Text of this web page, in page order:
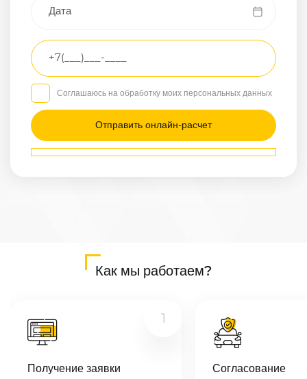
Грузовой
Другое
Транспортное
средство
Седан
/
Маршрут
Москва —
В течении 10
логист
Соглашаюсь на обработку моих персональных данных
Как мы работаем?
1
Получение заявки Согласование